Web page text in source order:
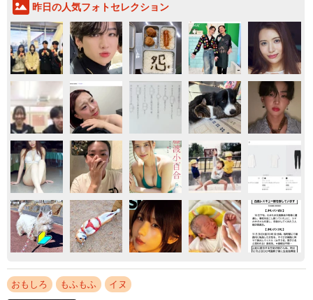
昨日の人気フォトセレクション
おもしろ もふもふ イヌ